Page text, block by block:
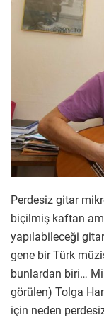
Perdesiz gitar
biçilmiş kaftan
yapılabileceği
gene bir Türk
bunlardan biri…
görülen) Tolga
için neden